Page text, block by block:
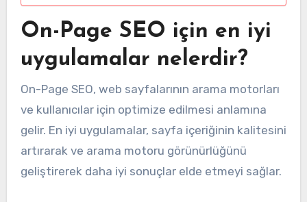
On-Page SEO için en iyi
uygulamalar nelerdir?
On-Page SEO, web sayfalarının arama motorları
ve kullanıcılar için optimize edilmesi anlamına
gelir. En iyi uygulamalar, sayfa içeriğinin kalitesini
artırarak ve arama motoru görünürlüğünü
geliştirerek daha iyi sonuçlar elde etmeyi sağlar.